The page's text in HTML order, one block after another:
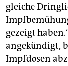
gleiche
gezeigt
angekündigt,
Impfdosen